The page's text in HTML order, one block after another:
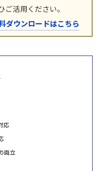
活用ください。
ダウンロードはこちら
応
両立